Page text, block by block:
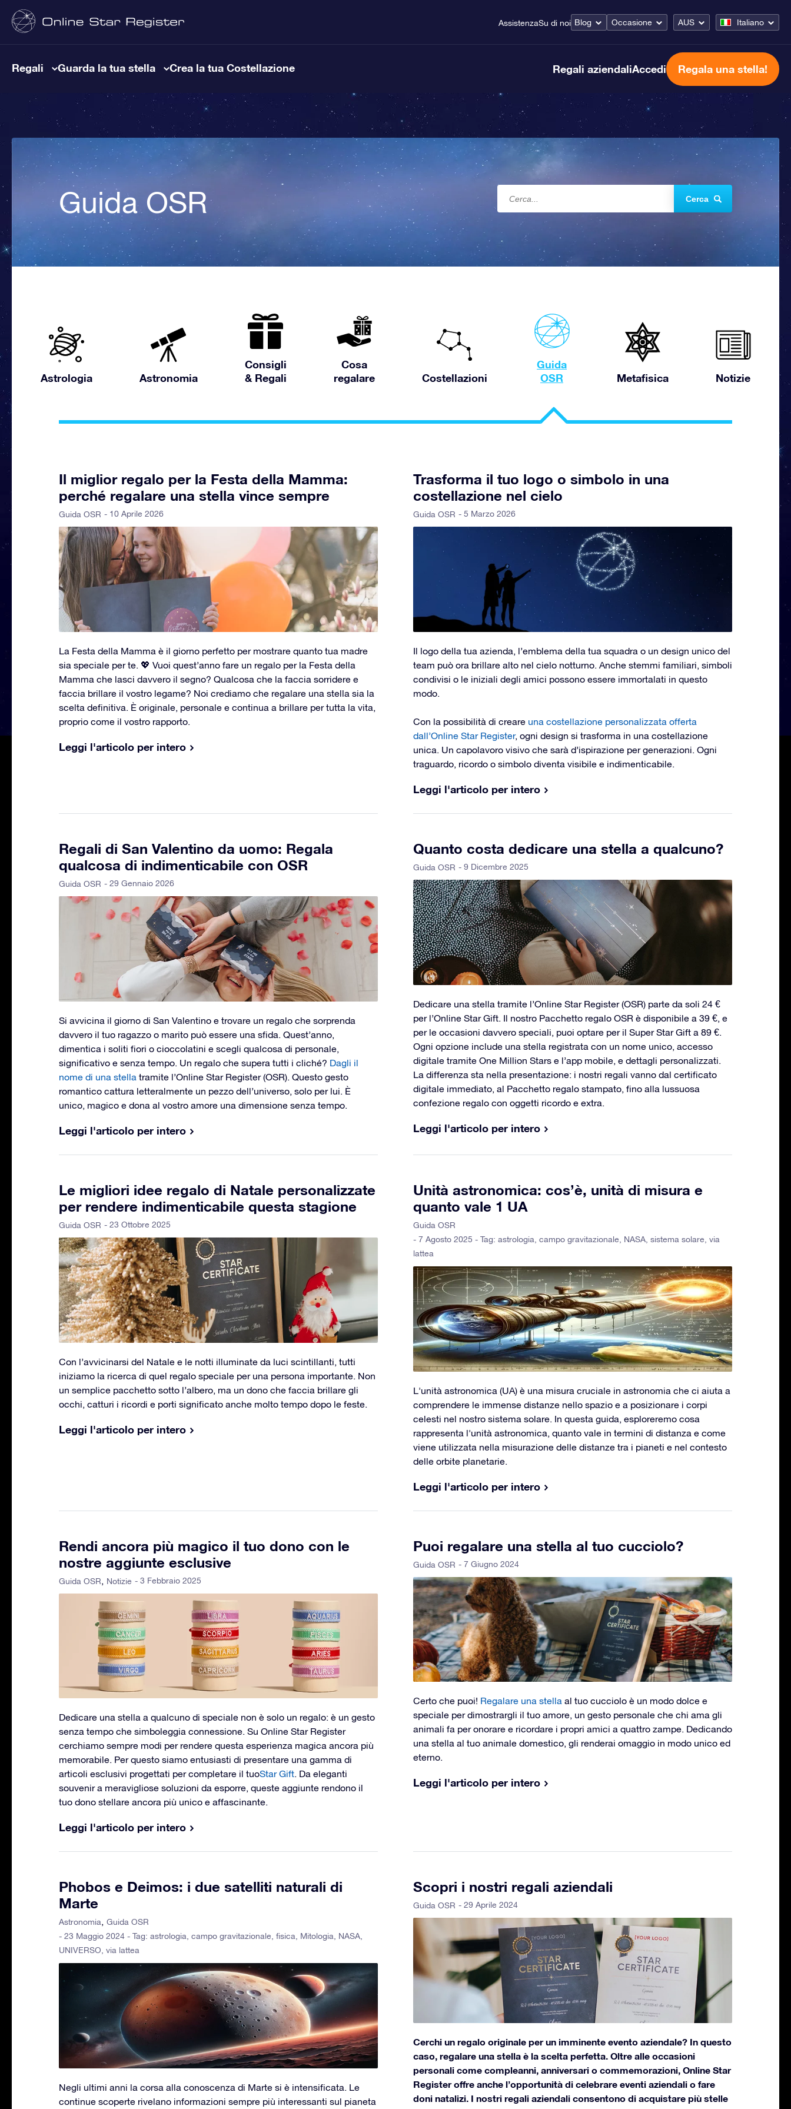
AssistenzaSu di noi Blog Occasione AUS Italiano
Regali Guarda la tua stella Crea la tua Costellazione Regali aziendaliAccedi Regala una stella!
Guida OSR Cerca
Astrologia Astronomia
Consigli
& Regali
Cosa
regalare
Costellazioni
Guida
OSR
Metafisica Notizie
Il miglior regalo per la Festa della Mamma:
perché regalare una stella vince sempre
Guida OSR - 10 Aprile 2026
La Festa della Mamma è il giorno perfetto per mostrare quanto tua madre
sia speciale per te. 💖 Vuoi quest’anno fare un regalo per la Festa della
Mamma che lasci davvero il segno? Qualcosa che la faccia sorridere e
faccia brillare il vostro legame? Noi crediamo che regalare una stella sia la
scelta definitiva. È originale, personale e continua a brillare per tutta la vita,
proprio come il vostro rapporto.
Leggi l'articolo per intero
Trasforma il tuo logo o simbolo in una
costellazione nel cielo
Guida OSR - 5 Marzo 2026
Il logo della tua azienda, l’emblema della tua squadra o un design unico del
team può ora brillare alto nel cielo notturno. Anche stemmi familiari, simboli
condivisi o le iniziali degli amici possono essere immortalati in questo
modo.
Con la possibilità di creare una costellazione personalizzata offerta
dall’Online Star Register, ogni design si trasforma in una costellazione
unica. Un capolavoro visivo che sarà d’ispirazione per generazioni. Ogni
traguardo, ricordo o simbolo diventa visibile e indimenticabile.
Leggi l'articolo per intero
Regali di San Valentino da uomo: Regala
qualcosa di indimenticabile con OSR
Guida OSR - 29 Gennaio 2026
Si avvicina il giorno di San Valentino e trovare un regalo che sorprenda
davvero il tuo ragazzo o marito può essere una sfida. Quest’anno,
dimentica i soliti fiori o cioccolatini e scegli qualcosa di personale,
significativo e senza tempo. Un regalo che supera tutti i cliché? Dagli il
nome di una stella tramite l’Online Star Register (OSR). Questo gesto
romantico cattura letteralmente un pezzo dell’universo, solo per lui. È
unico, magico e dona al vostro amore una dimensione senza tempo.
Leggi l'articolo per intero
Quanto costa dedicare una stella a qualcuno?
Guida OSR - 9 Dicembre 2025
Dedicare una stella tramite l’Online Star Register (OSR) parte da soli 24 €
per l’Online Star Gift. Il nostro Pacchetto regalo OSR è disponibile a 39 €, e
per le occasioni davvero speciali, puoi optare per il Super Star Gift a 89 €.
Ogni opzione include una stella registrata con un nome unico, accesso
digitale tramite One Million Stars e l’app mobile, e dettagli personalizzati.
La differenza sta nella presentazione: i nostri regali vanno dal certificato
digitale immediato, al Pacchetto regalo stampato, fino alla lussuosa
confezione regalo con oggetti ricordo e extra.
Leggi l'articolo per intero
Le migliori idee regalo di Natale personalizzate
per rendere indimenticabile questa stagione
Guida OSR - 23 Ottobre 2025
Con l’avvicinarsi del Natale e le notti illuminate da luci scintillanti, tutti
iniziamo la ricerca di quel regalo speciale per una persona importante. Non
un semplice pacchetto sotto l’albero, ma un dono che faccia brillare gli
occhi, catturi i ricordi e porti significato anche molto tempo dopo le feste.
Leggi l'articolo per intero
Unità astronomica: cos’è, unità di misura e
quanto vale 1 UA
Guida OSR
- 7 Agosto 2025 - Tag: astrologia campo gravitazionale NASA sistema solare via
lattea
L'unità astronomica (UA) è una misura cruciale in astronomia che ci aiuta a
comprendere le immense distanze nello spazio e a posizionare i corpi
celesti nel nostro sistema solare. In questa guida, esploreremo cosa
rappresenta l'unità astronomica, quanto vale in termini di distanza e come
viene utilizzata nella misurazione delle distanze tra i pianeti e nel contesto
delle orbite planetarie.
Leggi l'articolo per intero
Rendi ancora più magico il tuo dono con le
nostre aggiunte esclusive
Guida OSR Notizie - 3 Febbraio 2025
Dedicare una stella a qualcuno di speciale non è solo un regalo: è un gesto
senza tempo che simboleggia connessione. Su Online Star Register
cerchiamo sempre modi per rendere questa esperienza magica ancora più
memorabile. Per questo siamo entusiasti di presentare una gamma di
articoli esclusivi progettati per completare il tuoStar Gift. Da eleganti
souvenir a meravigliose soluzioni da esporre, queste aggiunte rendono il
tuo dono stellare ancora più unico e affascinante.
Leggi l'articolo per intero
Puoi regalare una stella al tuo cucciolo?
Guida OSR - 7 Giugno 2024
Certo che puoi! Regalare una stella al tuo cucciolo è un modo dolce e
speciale per dimostrargli il tuo amore, un gesto personale che chi ama gli
animali fa per onorare e ricordare i propri amici a quattro zampe. Dedicando
una stella al tuo animale domestico, gli renderai omaggio in modo unico ed
eterno.
Leggi l'articolo per intero
Phobos e Deimos: i due satelliti naturali di
Marte
Astronomia Guida OSR
- 23 Maggio 2024 - Tag: astrologia, campo gravitazionale, fisica, Mitologia, NASA,
UNIVERSO, via lattea
Negli ultimi anni la corsa alla conoscenza di Marte si è intensificata. Le
continue scoperte rivelano informazioni sempre più interessanti sul pianeta
Scopri i nostri regali aziendali
Guida OSR - 29 Aprile 2024
Cerchi un regalo originale per un imminente evento aziendale? In questo
caso, regalare una stella è la scelta perfetta. Oltre alle occasioni
personali come compleanni, anniversari o commemorazioni, Online Star
Register offre anche l’opportunità di celebrare eventi aziendali o fare
doni natalizi. I nostri regali aziendali consentono di acquistare più stelle